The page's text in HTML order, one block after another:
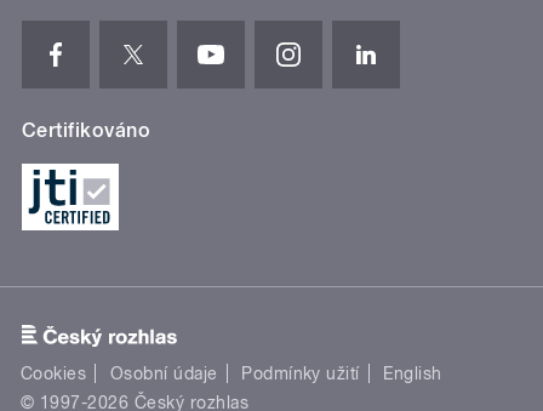
Certifikováno
Cookies Osobní údaje Podmínky užití
English
© 1997-2026 Český rozhlas